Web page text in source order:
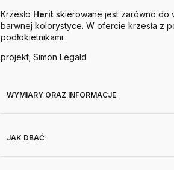
Krzesło Herit skierowane jest zarówno do
barwnej kolorystyce. W ofercie krzesła z
podłokietnikami.
projekt; Simon Legald
WYMIARY ORAZ INFORMACJE
JAK DBAĆ